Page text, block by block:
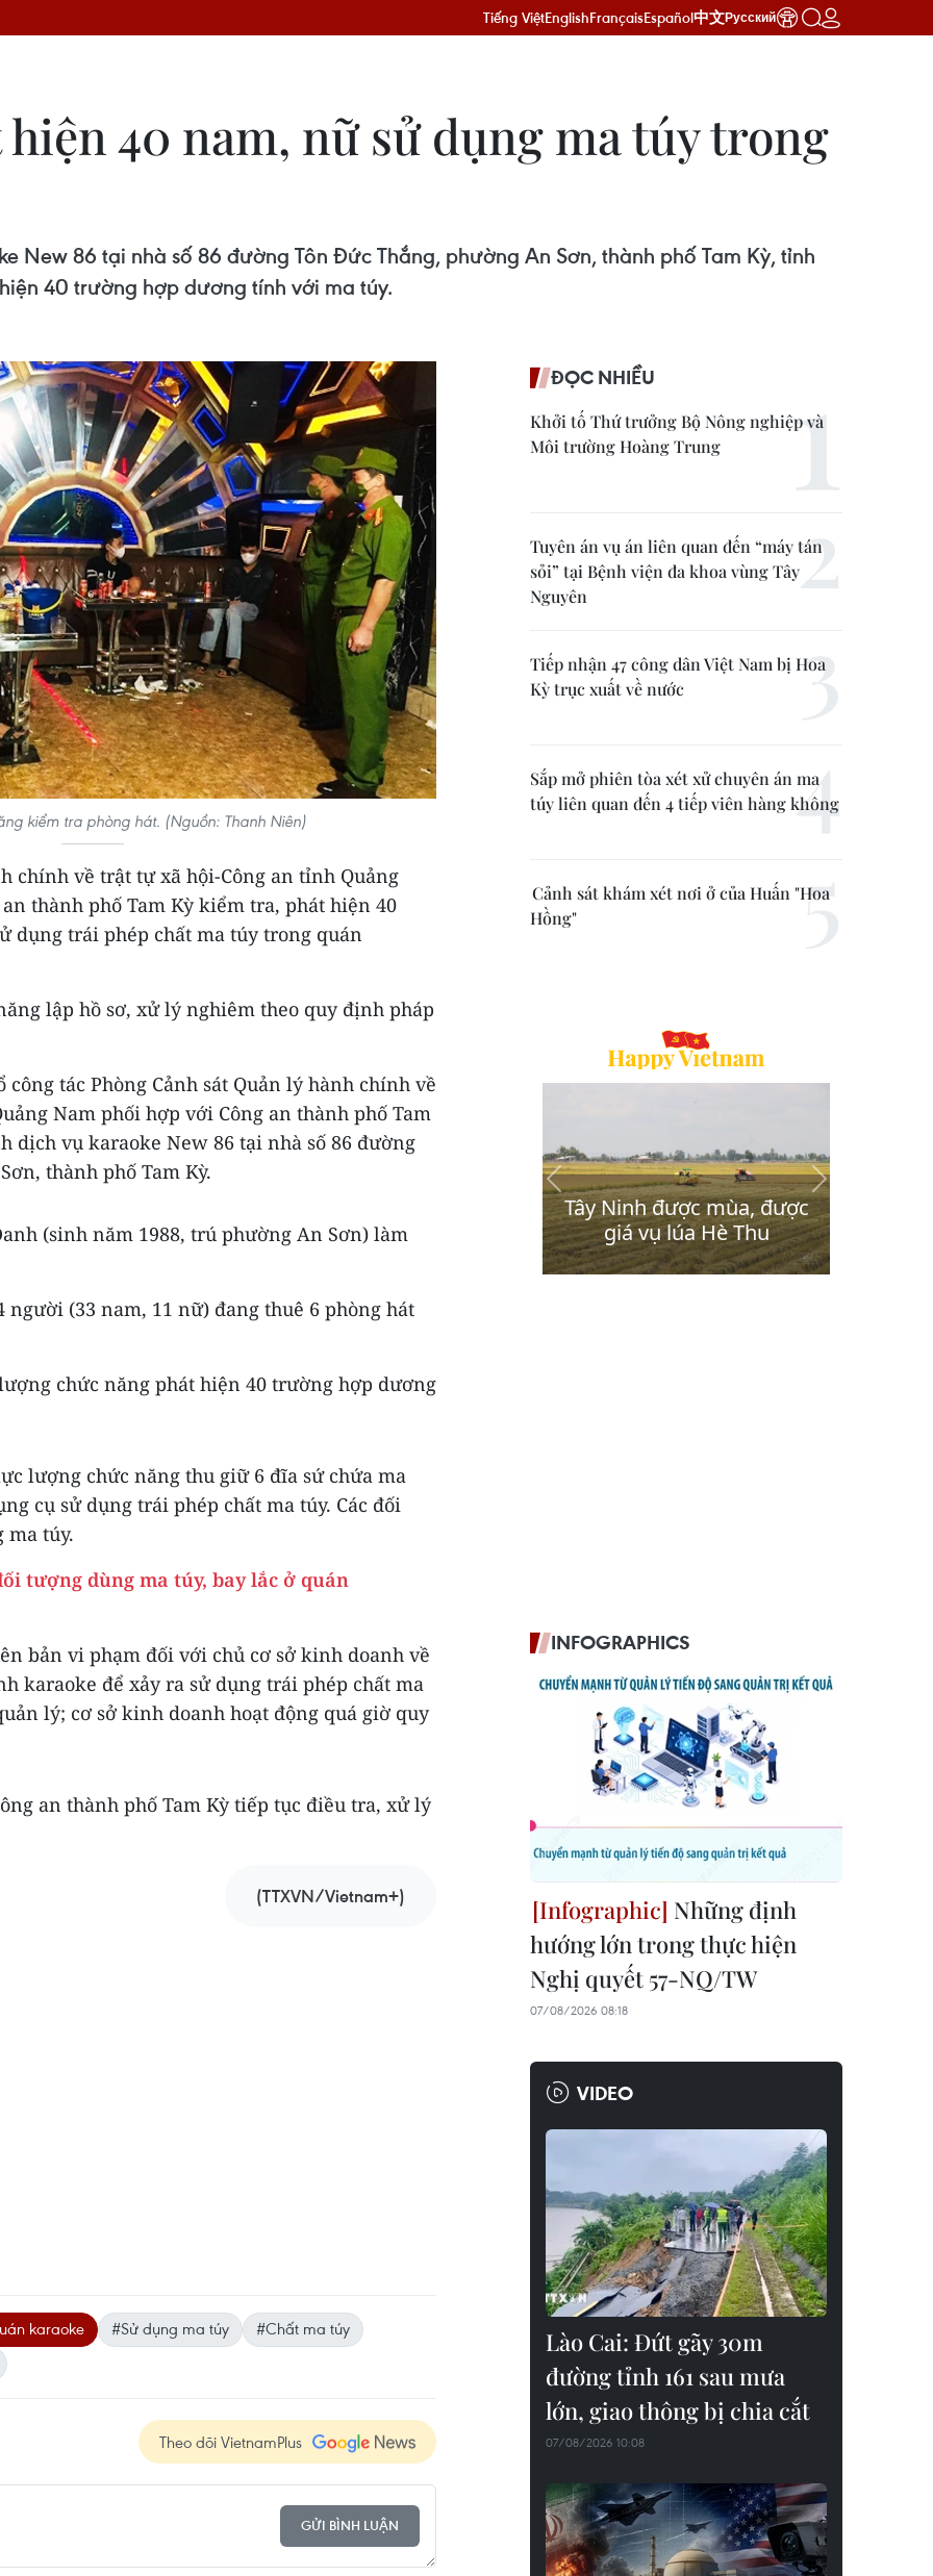
Tiếng ViệtEnglishFrançaisEspañol中文Русский
hiện 40 nam, nữ sử dụng ma túy trong
New 86 tại nhà số 86 đường Tôn Đức Thắng, phường An Sơn, thành phố Tam Kỳ, tỉnh
40 trường hợp dương tính với ma túy.
kiểm tra phòng hát. (Nguồn: Thanh Niên)
chính về trật tự xã hội-Công an tỉnh Quảng
thành phố Tam Kỳ kiểm tra, phát hiện 40
dụng trái phép chất ma túy trong quán
lập hồ sơ, xử lý nghiêm theo quy định pháp
công tác Phòng Cảnh sát Quản lý hành chính về
Nam phối hợp với Công an thành phố Tam
dịch vụ karaoke New 86 tại nhà số 86 đường
thành phố Tam Kỳ.
(sinh năm 1988, trú phường An Sơn) làm
(33 nam, 11 nữ) đang thuê 6 phòng hát
chức năng phát hiện 40 trường hợp dương
lượng chức năng thu giữ 6 đĩa sứ chứa ma
cụ sử dụng trái phép chất ma túy. Các đối
ma túy.
tượng dùng ma túy, bay lắc ở quán
bản vi phạm đối với chủ cơ sở kinh doanh về
karaoke để xảy ra sử dụng trái phép chất ma
lý; cơ sở kinh doanh hoạt động quá giờ quy
an thành phố Tam Kỳ tiếp tục điều tra, xử lý
(TTXVN/Vietnam+)
karaoke #Sử dụng ma túy
#Chất ma túy
Theo dõi VietnamPlus
GỬI BÌNH LUẬN
ĐỌC NHIỀU
Khởi tố Thứ trưởng Bộ Nông nghiệp và
Môi trường Hoàng Trung
Tuyên án vụ án liên quan đến “máy tán
sỏi” tại Bệnh viện đa khoa vùng Tây
Nguyên
Tiếp nhận 47 công dân Việt Nam bị Hoa
Kỳ trục xuất về nước
Sắp mở phiên tòa xét xử chuyên án ma
túy liên quan đến 4 tiếp viên hàng không
Cảnh sát khám xét nơi ở của Huấn "Hoa
Hồng"
INFOGRAPHICS
Những định
hướng lớn trong thực hiện
Nghị quyết 57-NQ/TW
07/08/2026 08:18
VIDEO
Lào Cai: Đứt gãy 30m
đường tỉnh 161 sau mưa
lớn, giao thông bị chia cắt
07/08/2026 10:08